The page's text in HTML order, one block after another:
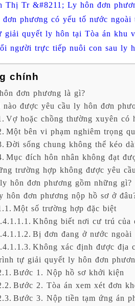
Thị Tr &#8211; Ly hôn đơn
đơn phương có yếu tố nước ngoài
giải quyết ly hôn tại Tòa án khu
người trực tiếp nuôi con sau ly
chính
đơn phương là gì?
nào được yêu cầu ly hôn đơn
Vợ hoặc chồng thường xuyên có
Một bên vi phạm nghiêm trọng
Đời sống chung không thể kéo
Mục đích hôn nhân không đạt
trường hợp không được yêu
hôn đơn phương gồm những gì?
hôn đơn phương nộp hồ sơ ở
Một số trường hợp đặc biệt
Không biết nơi cư trú của
Bị đơn đang ở nước ngoài
Không xác định được địa
tự giải quyết ly hôn đơn
Bước 1. Nộp hồ sơ khởi kiện
Bước 2. Tòa án xem xét đơn
Bước 3. Nộp tiền tạm ứng án